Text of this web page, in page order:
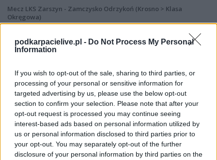
podkarpacielive.pl - Do Not Process My Personal
Information
If you wish to opt-out of the sale, sharing to third parties, or
processing of your personal or sensitive information for
targeted advertising by us, please use the below opt-out
section to confirm your selection. Please note that after your
opt-out request is processed you may continue seeing
interest-based ads based on personal information utilized by
us or personal information disclosed to third parties prior to
your opt-out. You may separately opt-out of the further
disclosure of your personal information by third parties on the
Mecz LKS Zarszyn - Zamczysko Odrzykoń (Krosno > Klasa
Okręgowa)
zostanie w ramach Krosno > Klasa Okręgowa (30. kolejki - Krosno > Klasa
Okręgowa).
bramek, kartki, składy, statystyki i informacje o przebiegu
spotkania. To kompletne źródło danych dla kibiców i pasjonatów
lokalnej piłki nożnej. Jeżeli aktualnie nie widzisz tutaj danych z pewnością
pracujemy nad tym żeby je uzupełnić.
Wynik meczu LKS Zarszyn vs Zamczysko Odrzykoń
Po zakończeniu spotkania automatycznie publikujemyoficjalny wynik
spotkania, a także dane meczowe, jeśli są dostępne.
Pełny harmonogram rozgrywek dostępny jest tutaj: Krosno > Klasa
Okręgowa - terminarz.